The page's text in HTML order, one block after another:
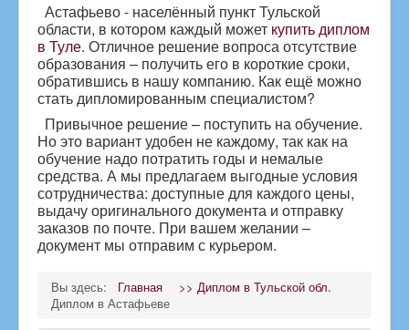
Астафьево - населённый пункт Тульской
области, в котором каждый может купить диплом
в Туле. Отличное решение вопроса отсутствие
образования – получить его в короткие сроки,
обратившись в нашу компанию. Как ещё можно
стать дипломированным специалистом?
Привычное решение – поступить на обучение.
Но это вариант удобен не каждому, так как на
обучение надо потратить годы и немалые
средства. А мы предлагаем выгодные условия
сотрудничества: доступные для каждого цены,
выдачу оригинального документа и отправку
заказов по почте. При вашем желании –
документ мы отправим с курьером.
Вы здесь: Главная
>> Диплом в Тульской обл.
Диплом в Астафьеве